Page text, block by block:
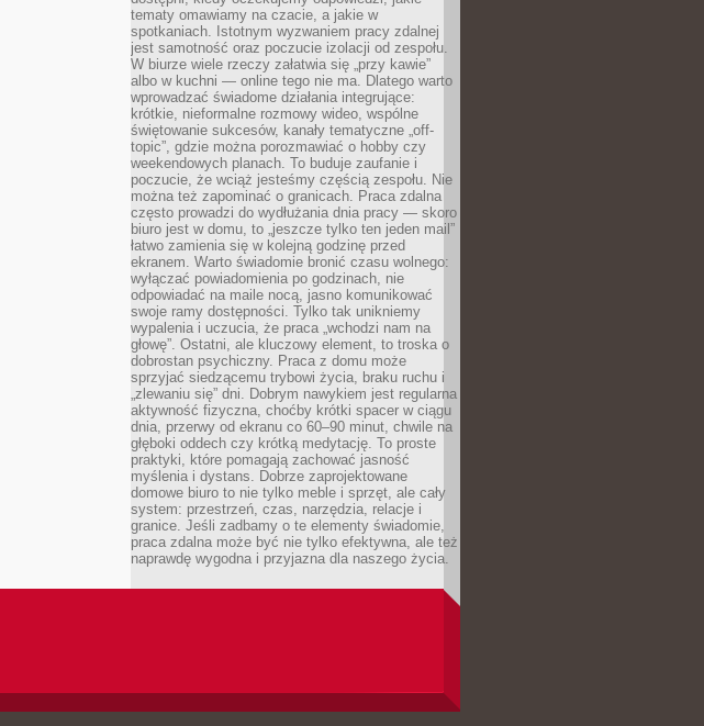
tematy omawiamy na czacie, a jakie w
spotkaniach. Istotnym wyzwaniem pracy zdalnej
jest samotność oraz poczucie izolacji od zespołu.
W biurze wiele rzeczy załatwia się „przy kawie”
albo w kuchni — online tego nie ma. Dlatego warto
wprowadzać świadome działania integrujące:
krótkie, nieformalne rozmowy wideo, wspólne
świętowanie sukcesów, kanały tematyczne „off-
topic”, gdzie można porozmawiać o hobby czy
weekendowych planach. To buduje zaufanie i
poczucie, że wciąż jesteśmy częścią zespołu. Nie
można też zapominać o granicach. Praca zdalna
często prowadzi do wydłużania dnia pracy — skoro
biuro jest w domu, to „jeszcze tylko ten jeden mail”
łatwo zamienia się w kolejną godzinę przed
ekranem. Warto świadomie bronić czasu wolnego:
wyłączać powiadomienia po godzinach, nie
odpowiadać na maile nocą, jasno komunikować
swoje ramy dostępności. Tylko tak unikniemy
wypalenia i uczucia, że praca „wchodzi nam na
głowę”. Ostatni, ale kluczowy element, to troska o
dobrostan psychiczny. Praca z domu może
sprzyjać siedzącemu trybowi życia, braku ruchu i
„zlewaniu się” dni. Dobrym nawykiem jest regularna
aktywność fizyczna, choćby krótki spacer w ciągu
dnia, przerwy od ekranu co 60–90 minut, chwile na
głęboki oddech czy krótką medytację. To proste
praktyki, które pomagają zachować jasność
myślenia i dystans. Dobrze zaprojektowane
domowe biuro to nie tylko meble i sprzęt, ale cały
system: przestrzeń, czas, narzędzia, relacje i
granice. Jeśli zadbamy o te elementy świadomie,
praca zdalna może być nie tylko efektywna, ale też
naprawdę wygodna i przyjazna dla naszego życia.